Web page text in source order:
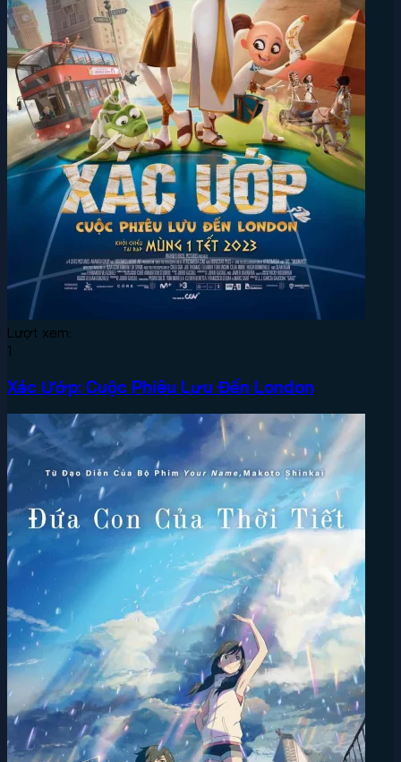
Lượt xem:
1
Xác Ướp: Cuộc Phiêu Lưu Đến London